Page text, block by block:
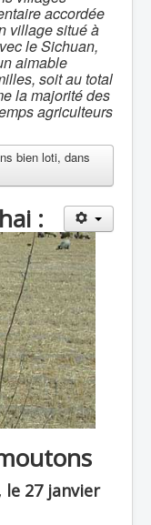
accordée
village situé à
le Sichuan,
aimable
soit au total
la majorité des
agriculteurs
bien loti, dans
:
le 27 janvier